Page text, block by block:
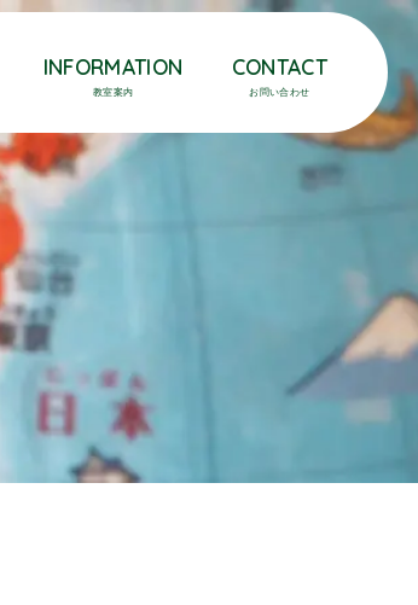
INFORMATION CONTACT